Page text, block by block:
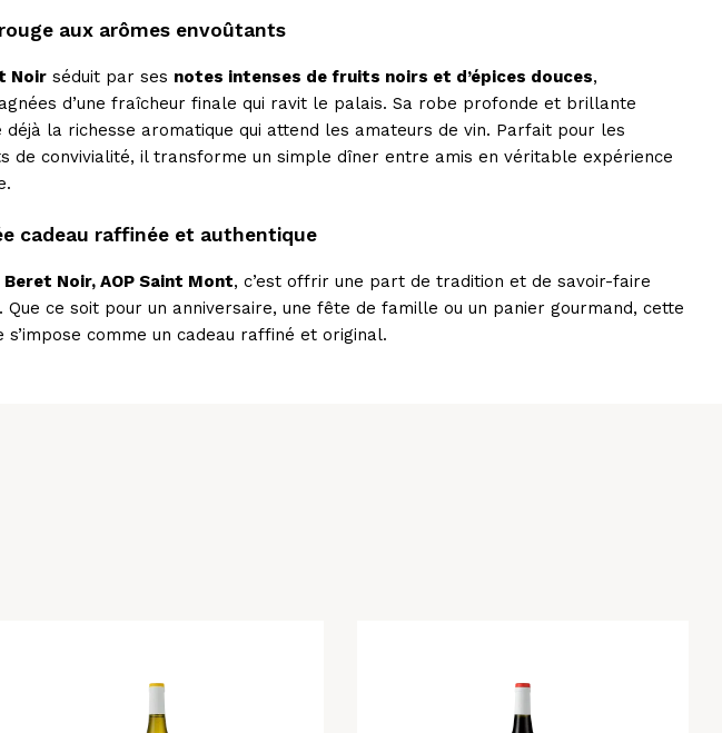
aux arômes envoûtants
Noir séduit par ses notes intenses de fruits noirs et d’épices douces,
d’une fraîcheur finale qui ravit le palais. Sa robe profonde et brillante
déjà la richesse aromatique qui attend les amateurs de vin. Parfait pour les
de convivialité, il transforme un simple dîner entre amis en véritable expérience
cadeau raffinée et authentique
Beret Noir, AOP Saint Mont, c’est offrir une part de tradition et de savoir-faire
Que ce soit pour un anniversaire, une fête de famille ou un panier gourmand, cette
s’impose comme un cadeau raffiné et original.